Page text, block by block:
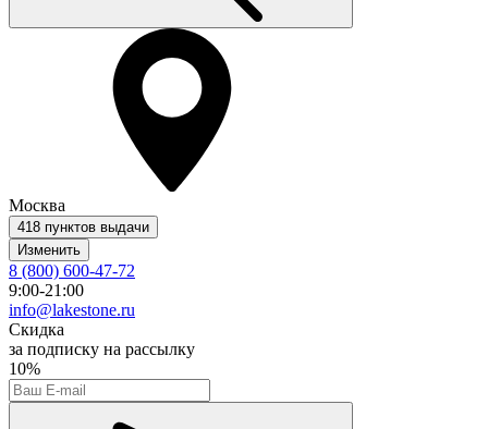
Москва
418 пунктов выдачи
Изменить
8 (800) 600-47-72
9:00-21:00
info@lakestone.ru
Скидка
за подписку на рассылку
10%